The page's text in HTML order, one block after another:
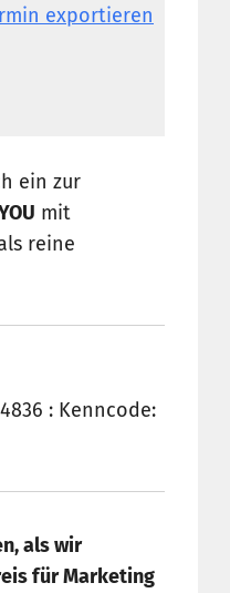
exportieren
ein zur
mit
reine
: Kenncode:
als wir
für Marketing